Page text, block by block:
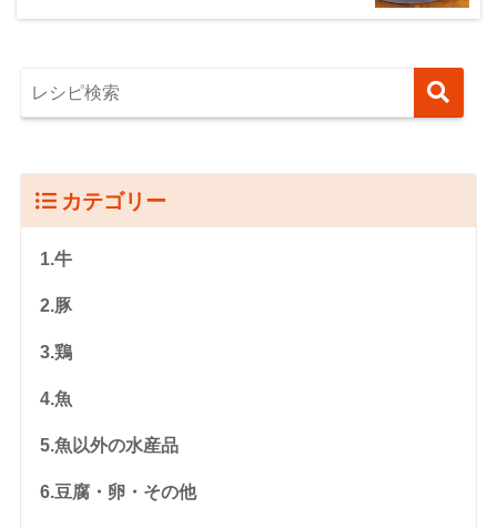
カテゴリー
1.牛
2.豚
3.鶏
4.魚
5.魚以外の水産品
6.豆腐・卵・その他